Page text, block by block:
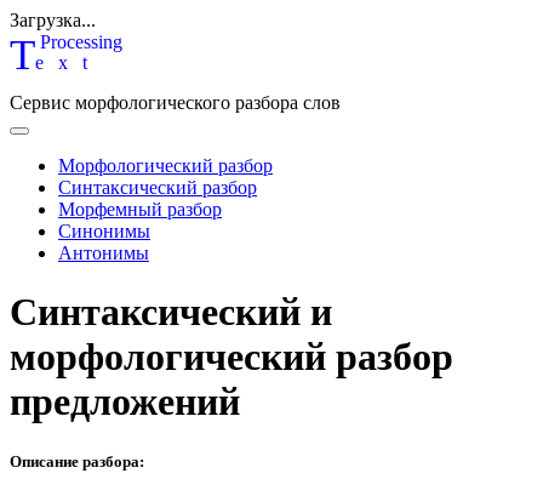
Загрузка...
Text
Processing
Сервис морфологического разбора слов
Морфологический разбор
Синтаксический разбор
Морфемный разбор
Синонимы
Антонимы
Синтаксический и
морфологический разбор
предложений
Описание разбора: